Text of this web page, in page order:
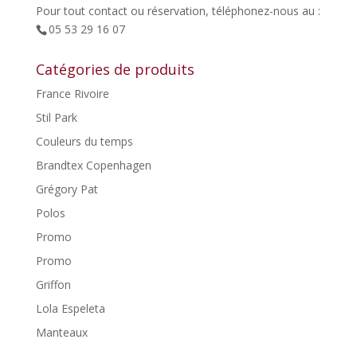
Pour tout contact ou réservation, téléphonez-nous au :
05 53 29 16 07
Catégories de produits
France Rivoire
Stil Park
Couleurs du temps
Brandtex Copenhagen
Grégory Pat
Polos
Promo
Promo
Griffon
Lola Espeleta
Manteaux